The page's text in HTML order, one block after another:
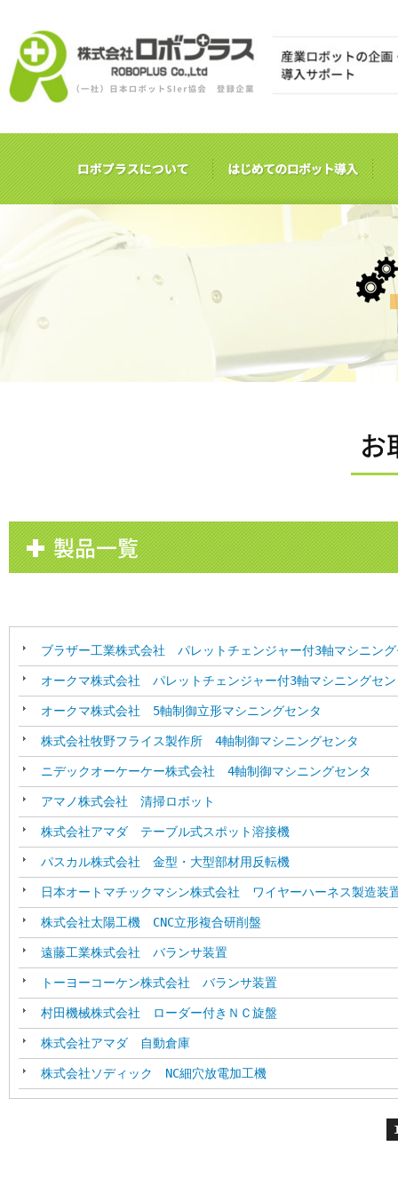
お
製品一覧
ブラザー工業株式会社 パレットチェンジャー付3軸マシニン
オークマ株式会社 パレットチェンジャー付3軸マシニングセ
オークマ株式会社 5軸制御立形マシニングセンタ
株式会社牧野フライス製作所 4軸制御マシニングセンタ
ニデックオーケーケー株式会社 4軸制御マシニングセンタ
アマノ株式会社 清掃ロボット
株式会社アマダ テーブル式スポット溶接機
パスカル株式会社 金型・大型部材用反転機
日本オートマチックマシン株式会社 ワイヤーハーネス製造装
株式会社太陽工機 CNC立形複合研削盤
遠藤工業株式会社 バランサ装置
トーヨーコーケン株式会社 バランサ装置
村田機械株式会社 ローダー付きＮＣ旋盤
株式会社アマダ 自動倉庫
株式会社ソディック NC細穴放電加工機